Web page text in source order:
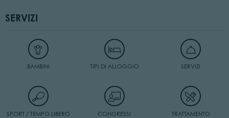
SERVIZI
BAMBINI TIPI DI ALLOGGIO SERVIZI
SPORT / TEMPO LIBERO CONGRESSI TRATTAMENTO